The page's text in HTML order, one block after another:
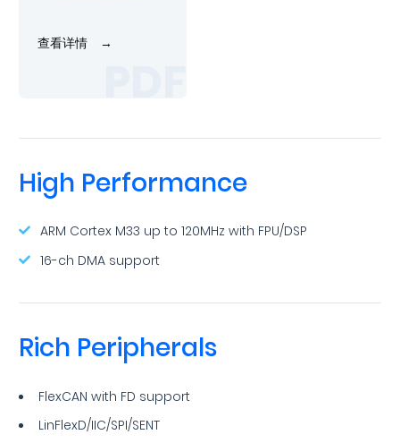
查看详情 →
High Performance
ARM Cortex M33 up to 120MHz with FPU/DSP
16-ch DMA support
Rich Peripherals
FlexCAN with FD support
LinFlexD/IIC/SPI/SENT